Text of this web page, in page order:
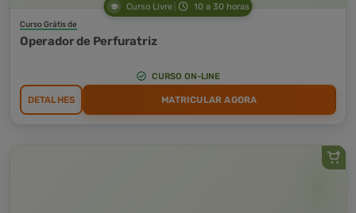
Curso Livre 10 a 30 horas
Curso Grátis de
Operador de Perfuratriz
CURSO ON-LINE
DETALHES MATRICULAR AGORA